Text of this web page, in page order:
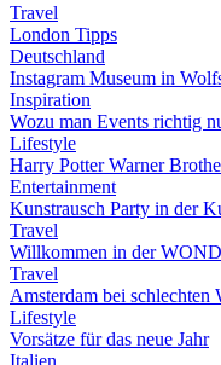
Travel
London Tipps
Deutschland
Instagram Museum in
Inspiration
Wozu man Events richtig
Lifestyle
Harry Potter Warner
Entertainment
Kunstrausch Party in der
Travel
Willkommen in der
Travel
Amsterdam bei schlechten
Lifestyle
Vorsätze für das neue Jahr
Italien